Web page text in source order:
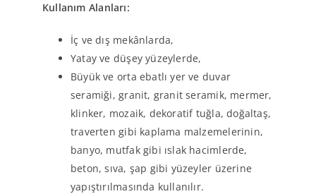
Kullanım Alanları:
İç ve dış mekânlarda,
Yatay ve düşey yüzeylerde,
Büyük ve orta ebatlı yer ve duvar
seramiği, granit, granit seramik, mermer,
klinker, mozaik, dekoratif tuğla, doğaltaş,
traverten gibi kaplama malzemelerinin,
banyo, mutfak gibi ıslak hacimlerde,
beton, sıva, şap gibi yüzeyler üzerine
yapıştırılmasında kullanılır.